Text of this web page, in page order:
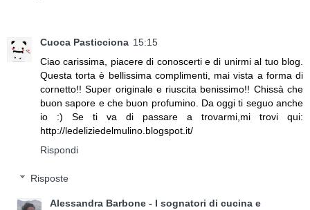
Cuoca Pasticciona 15:15
Ciao carissima, piacere di conoscerti e di unirmi al tuo blog.
Questa torta è bellissima complimenti, mai vista a forma di
cornetto!! Super originale e riuscita benissimo!! Chissà che
buon sapore e che buon profumino. Da oggi ti seguo anche
io :) Se ti va di passare a trovarmi,mi trovi qui:
http://ledeliziedelmulino.blogspot.it/
Rispondi
Risposte
Alessandra Barbone - I sognatori di cucina e